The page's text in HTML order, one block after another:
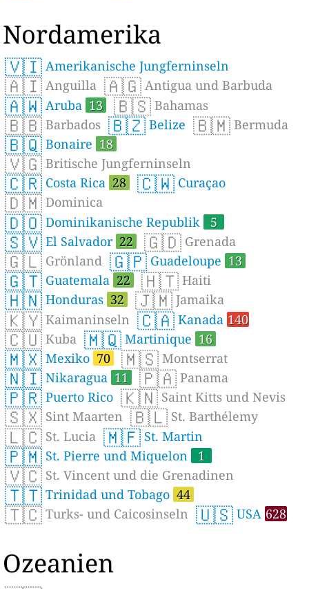
Nordamerika
🇻🇮 Amerikanische Jungferninseln
🇦🇮 Anguilla 🇦🇬 Antigua und Barbuda
🇦🇼 Aruba 13 🇧🇸 Bahamas
🇧🇧 Barbados 🇧🇿 Belize 🇧🇲 Bermuda
🇧🇶 Bonaire 18
🇻🇬 Britische Jungferninseln
🇨🇷 Costa Rica 28 🇨🇼 Curaçao
🇩🇲 Dominica
🇩🇴 Dominikanische Republik 5
🇸🇻 El Salvador 22 🇬🇩 Grenada
🇬🇱 Grönland 🇬🇵 Guadeloupe 13
🇬🇹 Guatemala 22 🇭🇹 Haiti
🇭🇳 Honduras 32 🇯🇲 Jamaika
🇰🇾 Kaimaninseln 🇨🇦 Kanada 140
🇨🇺 Kuba 🇲🇶 Martinique 16
🇲🇽 Mexiko 70 🇲🇸 Montserrat
🇳🇮 Nikaragua 11 🇵🇦 Panama
🇵🇷 Puerto Rico 🇰🇳 Saint Kitts und Nevis
🇸🇽 Sint Maarten 🇧🇱 St. Barthélemy
🇱🇨 St. Lucia 🇲🇫 St. Martin
🇵🇲 St. Pierre und Miquelon 1
🇻🇨 St. Vincent und die Grenadinen
🇹🇹 Trinidad und Tobago 44
🇹🇨 Turks- und Caicosinseln 🇺🇸 USA 628
Ozeanien